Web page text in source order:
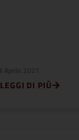
LEGGI DI PIÙ